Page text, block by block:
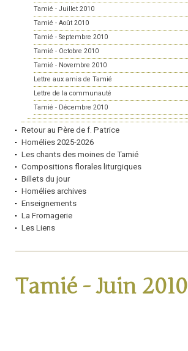
Tamié - Juillet 2010
Tamié - Août 2010
Tamié - Septembre 2010
Tamié - Octobre 2010
Tamié - Novembre 2010
Lettre aux amis de Tamié
Lettre de la communauté
Tamié - Décembre 2010
Retour au Père de f. Patrice
Homélies 2025-2026
Les chants des moines de Tamié
Compositions florales liturgiques
Billets du jour
Homélies archives
Enseignements
La Fromagerie
Les Liens
Tamié - Juin 2010